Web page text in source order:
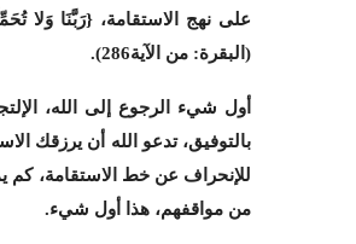
على نهج الاستقامة، {رَبَّنَا وَلا
(البقرة: من الآية286)
.
أول شيء الرجوع إلى الله،
بالتوفيق، تدعو الله أن يرزقك
للإنحراف عن خط الاستقامة، كم
من مواقفهم، هذا أول شيء.